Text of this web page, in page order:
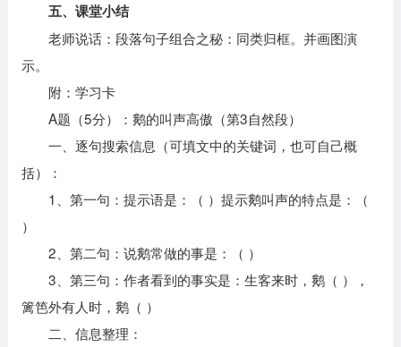
五、课堂小结
老师说话：段落句子组合之秘：同类归框。并画图演
示。
附：学习卡
A题（5分）：鹅的叫声高傲（第3自然段）
一、逐句搜索信息（可填文中的关键词，也可自己概
括）：
1、第一句：提示语是：（ ）提示鹅叫声的特点是：（
）
2、第二句：说鹅常做的事是：（ ）
3、第三句：作者看到的事实是：生客来时，鹅（ ），
篱笆外有人时，鹅（ ）
二、信息整理：